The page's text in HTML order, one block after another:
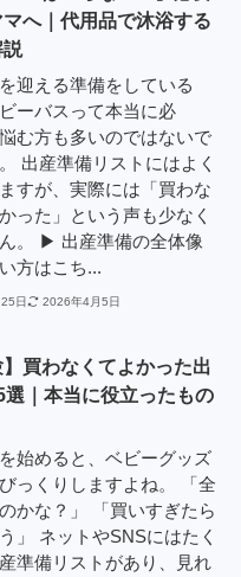
へ｜代用品で沐浴する
迎える準備をしている
ーバスって本当に必
む方も多いのではないで
出産準備リストにはよく
すが、実際には「買わな
った」という声も少なく
。 ▶︎ 出産準備の全体像
方はこち...
日 2026年4月5日
】買わなくてよかった出
選｜本当に役立ったもの
始めると、ベビーグッズ
っくりしますよね。 「全
かな？」 「買いすぎたら
」 ネットやSNSにはたく
準備リストがあり、見れ